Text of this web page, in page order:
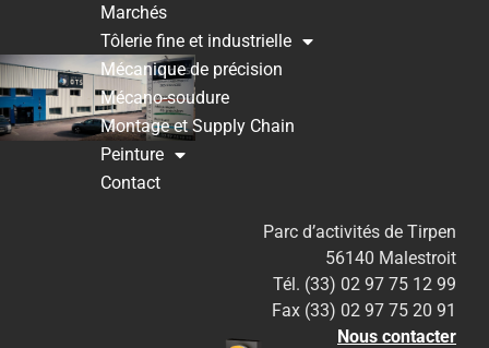
Marchés
Tôlerie fine et industrielle
Mécanique de précision
Mécano-soudure
Montage et Supply Chain
Peinture
Contact
Parc d’activités de Tirpen
56140 Malestroit
Tél. (33) 02 97 75 12 99
Fax (33) 02 97 75 20 91
Nous contacter